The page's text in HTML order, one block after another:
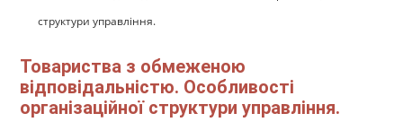
структури управління.
Товариства з обмеженою
відповідальністю. Особливості
організаційної структури управління.